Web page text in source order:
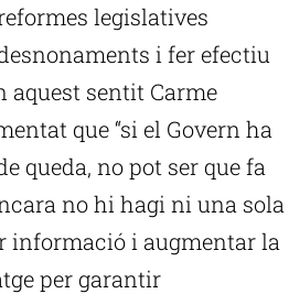
legislatives
i fer efectiu
aquest sentit Carme
que “si el Govern ha
queda, no pot ser que fa
no hi hagi ni una sola
informació i augmentar la
per garantir